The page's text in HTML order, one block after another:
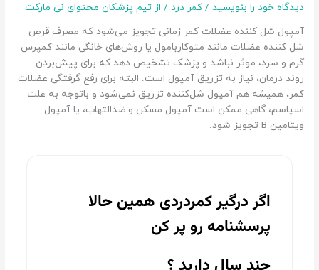
دیدگاه‌ خود را بنویسید /کمر درد / از تیم پزشکان محتوای نی مارکت
آمپول شل کننده عضلات کمر زمانی تجویز می‌شود که مصرف قرص‌
شل کننده عضلات مانند متوکاربامول یا روش‌های خانگی مانند کمپرس
گرم و سرد، موثر نباشد و پزشک تشخیص دهد که برای پیش‌بردن
روند درمان، نیاز به تزریق آمپول است. البته برای رفع گرفتگی عضلات
کمر، همیشه هم آمپول شل‌کننده تزریق نمی‌شود و باتوجه به علت
اسپاسم، گاهی ممکن است آمپول مسکن و ضدالتهاب، یا آمپول
ویتامین B تجویز شود.